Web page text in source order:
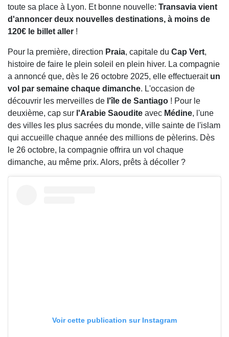
toute sa place à Lyon. Et bonne nouvelle: Transavia vient
d'annoncer deux nouvelles destinations, à moins de
120€ le billet aller !
Pour la première, direction Praia, capitale du Cap Vert,
histoire de faire le plein soleil en plein hiver. La compagnie
a annoncé que, dès le 26 octobre 2025, elle effectueraitun
vol par semaine chaque dimanche. L'occasion de
découvrir les merveilles de l'île de Santiago ! Pour le
deuxième, cap sur l'Arabie Saoudite avec Médine, l'une
des villes les plus sacrées du monde, ville sainte de l'islam
qui accueille chaque année des millions de pèlerins. Dès
le 26 octobre, la compagnie offrira un vol chaque
dimanche, au même prix. Alors, prêts à décoller ?
Voir cette publication sur Instagram